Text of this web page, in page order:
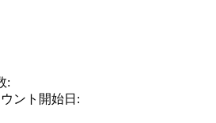
:
ント開始日: